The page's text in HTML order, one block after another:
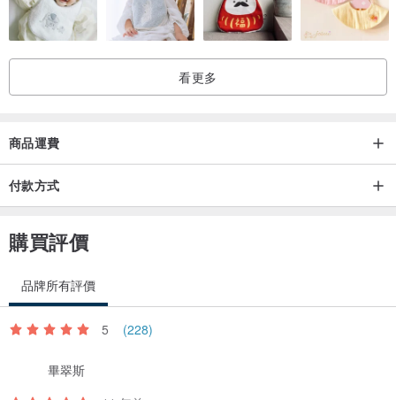
看更多
商品運費
付款方式
購買評價
品牌所有評價
5 (228)
畢翠斯